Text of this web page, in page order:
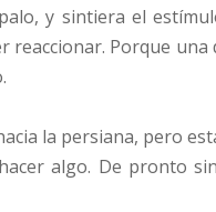
y sintiera el
Porque
la persiana, pero
algo. De pronto